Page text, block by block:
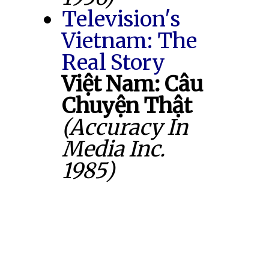
Television's
Vietnam: The
Real Story
Việt Nam: Câu
Chuyện Thật
(Accuracy In
Media Inc.
1985)